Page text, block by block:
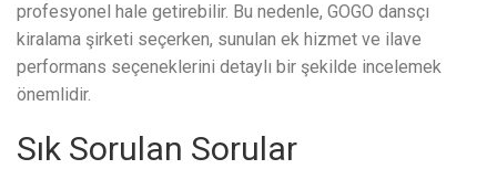
profesyonel hale getirebilir. Bu nedenle, GOGO dansçı
kiralama şirketi seçerken, sunulan ek hizmet ve ilave
performans seçeneklerini detaylı bir şekilde incelemek
önemlidir.
Sık Sorulan Sorular